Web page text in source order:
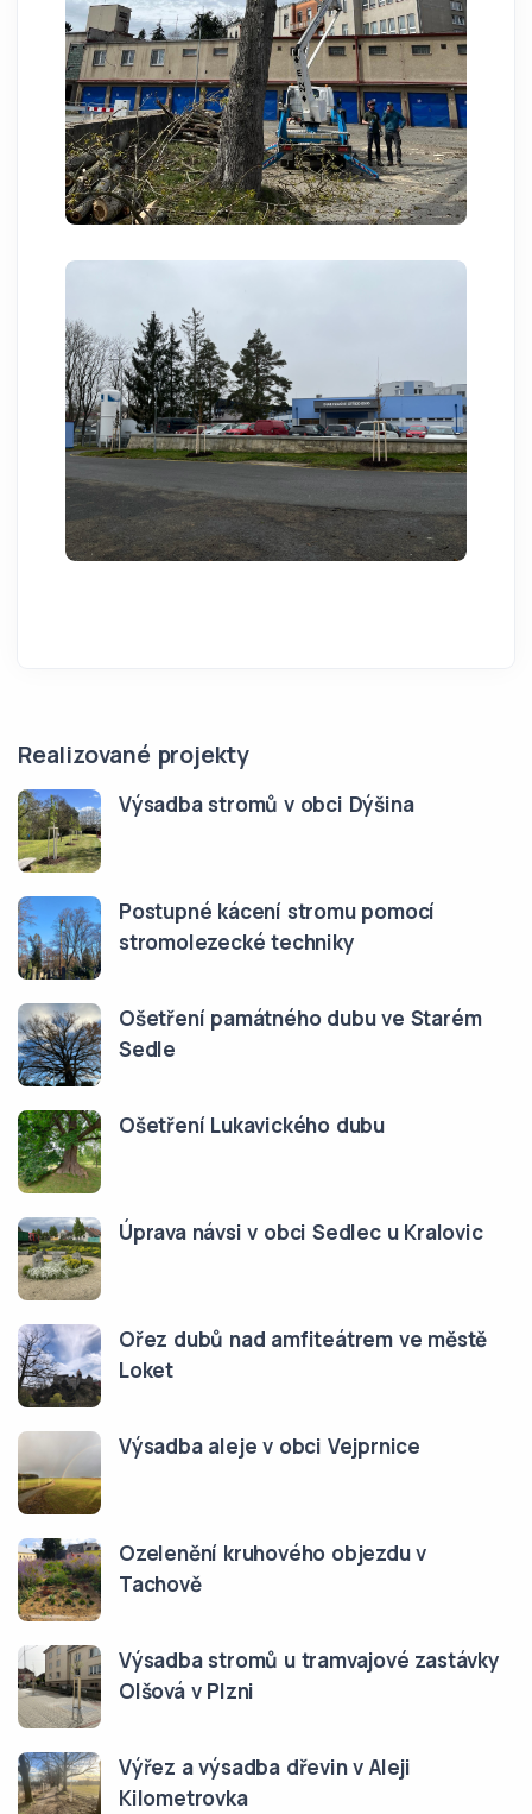
Realizované projekty
Výsadba stromů v obci Dýšina
Postupné kácení stromu pomocí
stromolezecké techniky
Ošetření památného dubu ve Starém
Sedle
Ošetření Lukavického dubu
Úprava návsi v obci Sedlec u Kralovic
Ořez dubů nad amfiteátrem ve městě
Loket
Výsadba aleje v obci Vejprnice
Ozelenění kruhového objezdu v
Tachově
Výsadba stromů u tramvajové zastávky
Olšová v Plzni
Výřez a výsadba dřevin v Aleji
Kilometrovka